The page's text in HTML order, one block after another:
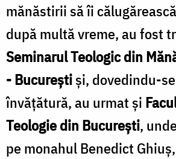
mănăstirii să îi
după multă vreme, au fost
Seminarul Teologic din
- Bucureştişi, dovedindu-
învăţătură, au urmat şi
Teologie din Bucureşti,
pe monahul Benedict